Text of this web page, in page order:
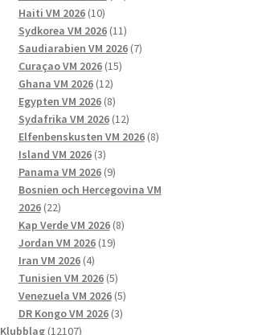
Haiti VM 2026 1010
produkter
Sydkorea VM 2026 1111
produkter
Saudiarabien VM 2026 77
Curaçao VM 2026 1515
Ghana VM 2026 1212
produkter
Egypten VM 2026 88
produkter
Sydafrika VM 2026 1212
produkter
Elfenbenskusten VM 2026 88
Island VM 2026 33
produkter
Panama VM 2026 99
produkter
Bosnien och Hercegovina VM
2026 2222
produkter
Kap Verde VM 2026 88
Jordan VM 2026 1919
Iran VM 2026 44
produkter
Tunisien VM 2026 55
produkter
Venezuela VM 2026 55
produkter
DR Kongo VM 2026 33
Klubblag 1210712107